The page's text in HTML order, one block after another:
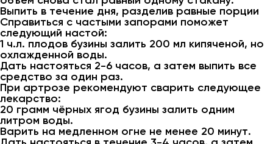
Выпить в течение дня, разделив равные порции
Справиться с частыми запорами поможет
следующий настой:
1 ч.л. плодов бузины залить 200 мл кипяченой, но
охлажденной воды.
Дать настояться 2-6 часов, а затем выпить все
средство за один раз.
При артрозе рекомендуют сварить следующее
лекарство:
20 грамм чёрных ягод бузины залить одним
литром воды.
Варить на медленном огне не менее 20 минут.